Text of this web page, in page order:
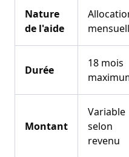
Nature
de l'aide
Durée
18 mois
Montant
Variable
selon
revenu